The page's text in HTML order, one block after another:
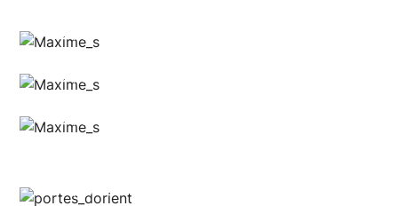
Anthony @food_is_my_bestff
Anthony @food_is_my_bestff
Anthony @food_is_my_bestff
Anthony @food_is_my_bestff